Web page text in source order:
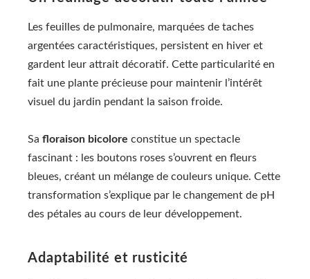
Les feuilles de pulmonaire, marquées de taches
argentées caractéristiques, persistent en hiver et
gardent leur attrait décoratif. Cette particularité en
fait une plante précieuse pour maintenir l’intérêt
visuel du jardin pendant la saison froide.
Sa floraison bicolore constitue un spectacle
fascinant : les boutons roses s’ouvrent en fleurs
bleues, créant un mélange de couleurs unique. Cette
transformation s’explique par le changement de pH
des pétales au cours de leur développement.
Adaptabilité et rusticité